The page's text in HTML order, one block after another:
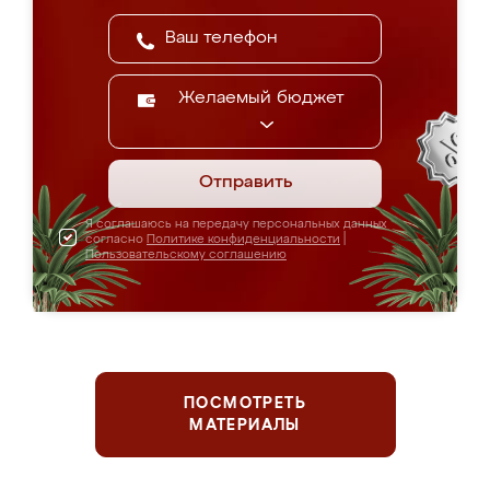
Желаемый бюджет
Отправить
Я соглашаюсь на передачу персональных данных
согласно Политике конфиденциальности
Пользовательскому соглашению
ПОСМОТРЕТЬ
МАТЕРИАЛЫ